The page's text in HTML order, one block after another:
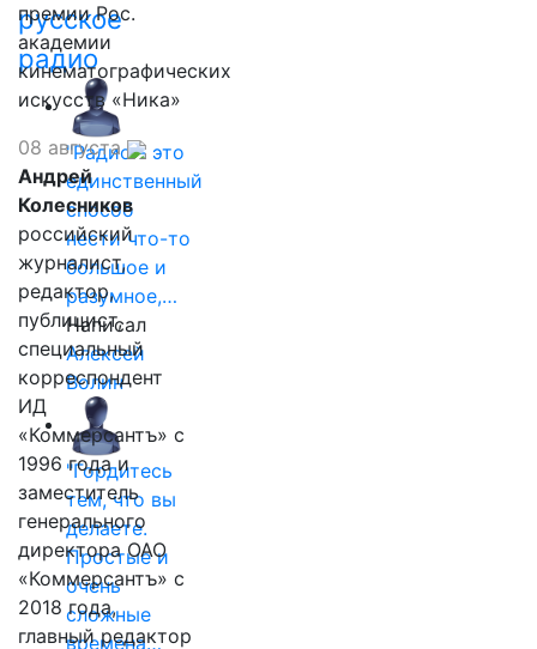
русское
радио
"Радио - это
единственный
способ
нести что-то
большое и
разумное,…
Написал
Алексей
Волин
"Гордитесь
тем, что вы
делаете.
Простые и
очень
сложные
времена…
премии Рос.
академии
кинематографических
искусств «Ника»
08 августа
Андрей
Колесников
российский
журналист,
редактор,
публицист,
специальный
корреспондент
ИД
«Коммерсантъ» с
1996 года и
заместитель
генерального
директора ОАО
«Коммерсантъ» с
2018 года,
главный редактор